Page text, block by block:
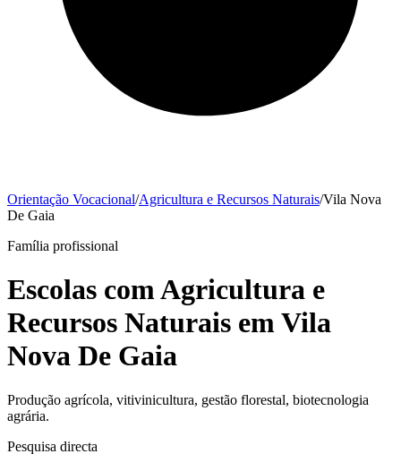
Orientação Vocacional/Agricultura e Recursos Naturais/Vila Nova
De Gaia
Família profissional
Escolas com Agricultura e
Recursos Naturais em Vila
Nova De Gaia
Produção agrícola, vitivinicultura, gestão florestal, biotecnologia
agrária.
Pesquisa directa